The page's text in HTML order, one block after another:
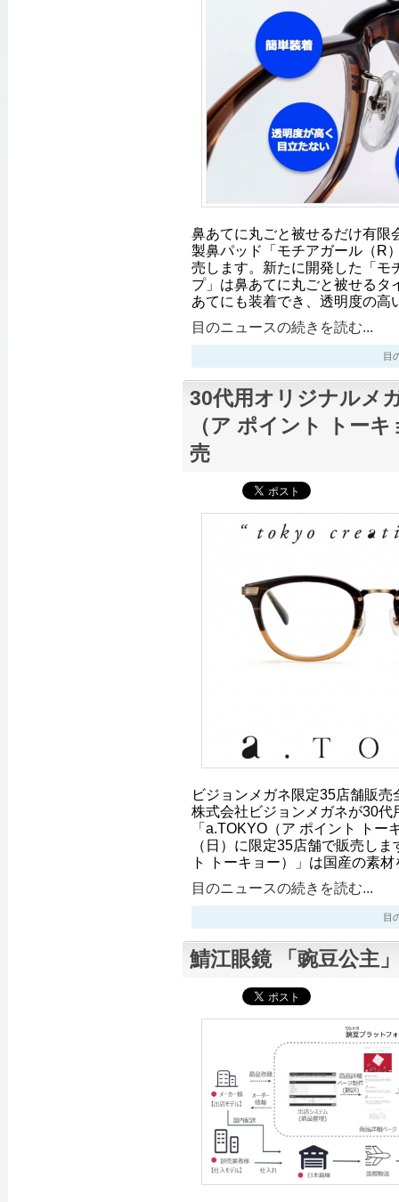
鼻あてに丸ごと被せるだけ有限
製鼻パッド「モチアガール（R
売します。新たに開発した「モ
プ」は鼻あてに丸ごと被せるタ
あてにも装着でき、透明度の
目のニュースの続きを読む...
目
30代用オリジナルメ
（ア ポイント トー
売
ビジョンメガネ限定35店舗販
株式会社ビジョンメガネが30代
「a.TOKYO（ア ポイント ト
（日）に限定35店舗で販売し
ト トーキョー）」は国産の素
目のニュースの続きを読む...
目
鯖江眼鏡 「豌豆公主